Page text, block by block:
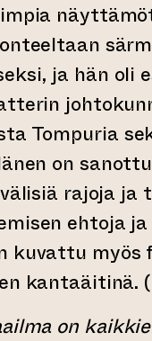
ja hän oli
Tompuria
on
rajoja ja
ehtoja
kuvattu myös
kantaäitinä.
on